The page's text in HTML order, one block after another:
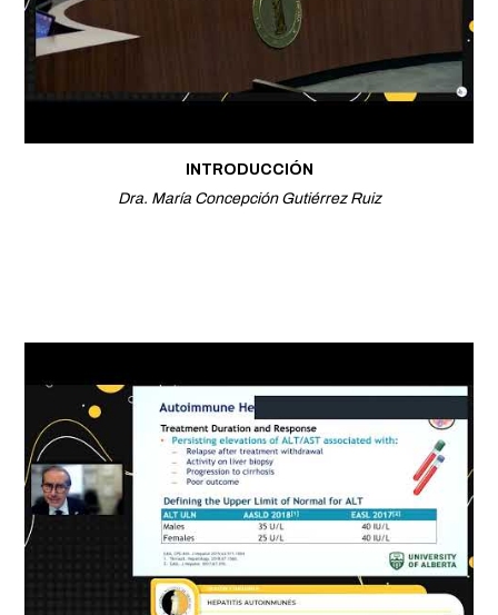
INTRODUCCIÓN
Dra. María Concepción Gutiérrez Ruiz